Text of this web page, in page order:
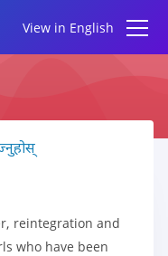
View in English
reintegration and
who have been